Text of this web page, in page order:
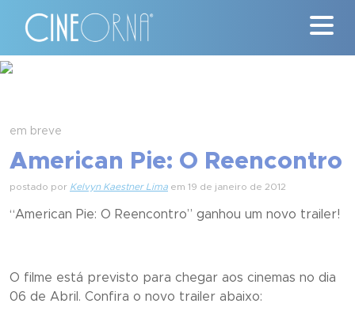
#ClássicosCineOrna
Contato
em breve
American Pie: O Reencontro
postado por Kelvyn Kaestner Lima em 19 de janeiro de 2012
“American Pie: O Reencontro” ganhou um novo trailer!
O filme está previsto para chegar aos cinemas no dia
06 de Abril. Confira o novo trailer abaixo: